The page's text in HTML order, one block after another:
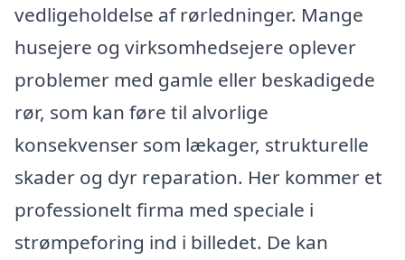
vedligeholdelse af rørledninger. Mange
husejere og virksomhedsejere oplever
problemer med gamle eller beskadigede
rør, som kan føre til alvorlige
konsekvenser som lækager, strukturelle
skader og dyr reparation. Her kommer et
professionelt firma med speciale i
strømpeforing ind i billedet. De kan